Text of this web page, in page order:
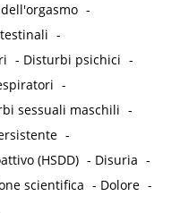
-
-
- Disturbi psichici -
-
sessuali maschili -
-
(HSDD) - Disuria -
scientifica - Dolore -